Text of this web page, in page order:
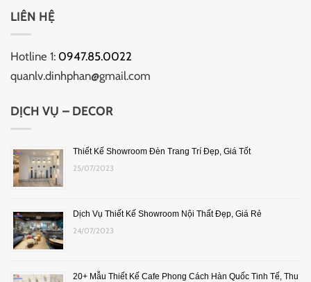
LIÊN HỆ
Hotline 1: 0947.85.0022
quanlv.dinhphan@gmail.com
DỊCH VỤ – DECOR
Thiết Kế Showroom Đèn Trang Trí Đẹp, Giá Tốt
25/07/2023
Dịch Vụ Thiết Kế Showroom Nội Thất Đẹp, Giá Rẻ
24/07/2023
20+ Mẫu Thiết Kế Cafe Phong Cách Hàn Quốc Tinh Tế, Thu